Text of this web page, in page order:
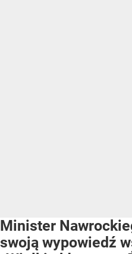
Minister
swoją wypowiedź